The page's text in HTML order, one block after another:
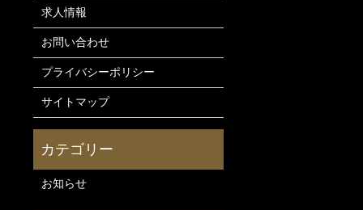
求人情報
お問い合わせ
プライバシーポリシー
サイトマップ
お知らせ